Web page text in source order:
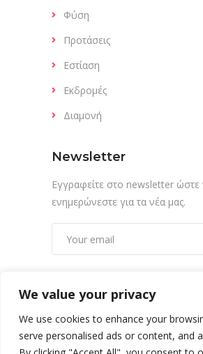
We value your privacy
We use cookies to enhance your
serve personalised ads or content, and
Φύση
Προτάσεις
Εστίαση
Εκδρομές
Διαμονή
Newsletter
Εγγραφείτε στο newsletter ώστε
ενημερώνεστε για τα νέα μας.